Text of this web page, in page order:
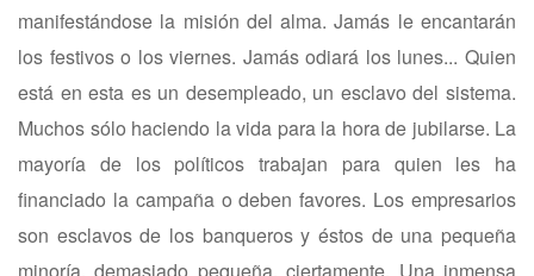
manifestándose la misión del alma. Jamás le encantarán
los festivos o los viernes. Jamás odiará los lunes... Quien
está en esta es un desempleado, un esclavo del sistema.
Muchos sólo haciendo la vida para la hora de jubilarse. La
mayoría de los políticos trabajan para quien les ha
financiado la campaña o deben favores. Los empresarios
son esclavos de los banqueros y éstos de una pequeña